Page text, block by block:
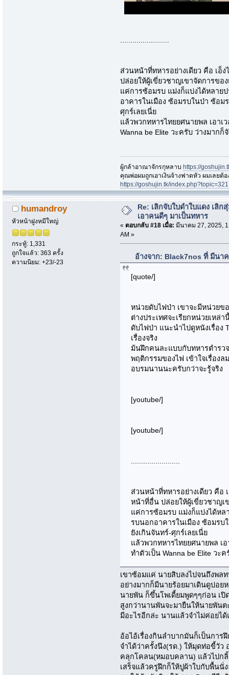
ส่วนหน้าที่ทหารอย่างเดียว คือ เอ็
ปล่อยให้ผู้เขี่ยวชาญเขาจัดการของ
แค่การซ้อมรบ แม่งก็แบ่งได้หลาย
อาคารในเมือง ซ้อมรบในป่า ซ้อ
ศุกร์เลยเนี่ย
แล้วพวกทหารไทยยศนายพล เอา
Wanna be Elite วะครับ ว่างมาก
ผู้กล้าอาณาจักรกุหลาบhttps://
คุณพ่อผมถูกเอาเงินจ้างฟาดหัว ผมเลยต้
https://goshujin.tk/
humandroy
หัวหน้าฝูงหมีใหญ่
กระทู้: 1,331
ถูกใจแล้ว: 363 ครั้ง
ความนิยม: +23/-23
Re: เลิกจับใบดำใบแดง เลิก
เอาคนดีๆ มาเป็นทหาร
« ตอบกลับ #18 เมื่อ: มีนาคม 27, 2025,
AM »
อ้างจาก: Black7nos ที่ มีนา
[quote/]
หน่วยดับไฟป่า เขาจะมีหน่วยข
ต่างประเทศจะเรียกหน่วยเหล่
ดับไฟป่า แนะนำไปดูหนังเรื่อง
เรื่องจริง
ม้นฝึกคนละแบบกับทหารตำรวจ
พฤติกรรมของไฟ เข้าใจเรื่องล
อบรมนานนะครับกว่าจะรู้จริง
[youtube/]
[youtube/]
ส่วนหน้าที่ทหารอย่างเดียว คือ
หน้าที่อื่น ปล่อยให้ผู้เขี่ยวชาญเ
แค่การซ้อมรบ แม่งก็แบ่งได้หล
รบนอกอาคารในเมือง ซ้อมร
ยังเกินจันทร์-ศุกร์เลยเนี่ย
แล้วพวกทหารไทยยศนายพล เ
ทำตัวเป็น Wanna be Elite วะ
เขาซ้อมแค่ นายสิบลงไปจนถึงพล
อย่างมากก็มีนายร้อยมาเดินดูบ่อย
นายพัน ก็ขึ้นโพเดี้ยมพูดๆๆก่อน เปิ
สูงกว่านานพันจะมายืนให้นายพัน
มีอะไรอีกล่ะ นานแล้วจำไม่ค่อยได้
อ้อไอ้เรื่องกินลำบากมันก็เป็นการ
จำได้ว่าครั้งนึง(รด.) ให้มุดท่อขี้วั
คลุกโคลน(หมอบคลาน) แล้วไปก
เสร็จแล้วครูฝึกก็ให้ปูผ้าใบกับพื้นนั่